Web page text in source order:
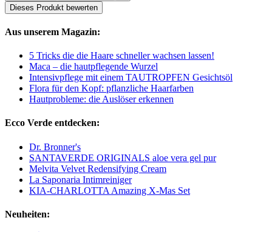
Dieses Produkt bewerten
Aus unserem Magazin:
5 Tricks die die Haare schneller wachsen lassen!
Maca – die hautpflegende Wurzel
Intensivpflege mit einem TAUTROPFEN Gesichtsöl
Flora für den Kopf: pflanzliche Haarfarben
Hautprobleme: die Auslöser erkennen
Ecco Verde entdecken:
Dr. Bronner's
SANTAVERDE ORIGINALS aloe vera gel pur
Melvita Velvet Redensifying Cream
La Saponaria Intimreiniger
KIA-CHARLOTTA Amazing X-Mas Set
Neuheiten: